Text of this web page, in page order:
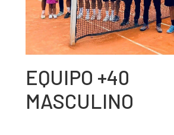
EQUIPO +40
MASCULINO